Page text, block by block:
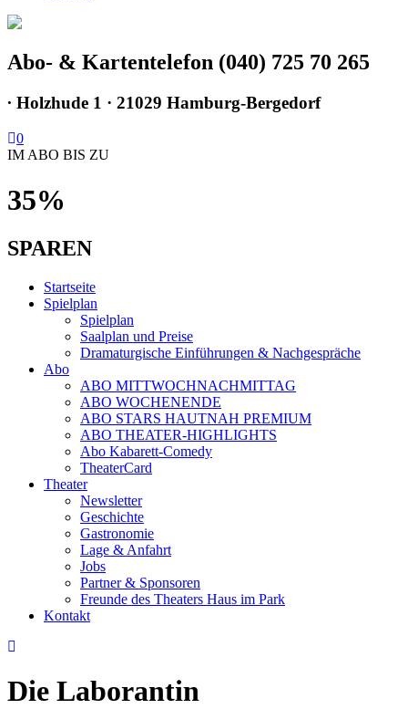
Abo- & Kartentelefon (040) 725 70 265
∙ Holzhude 1 · 21029 Hamburg-Bergedorf
0
IM ABO BIS ZU
35%
SPAREN
Startseite
Spielplan
Spielplan
Saalplan und Preise
Dramaturgische Einführungen & Nachgespräche
Abo
ABO MITTWOCHNACHMITTAG
ABO WOCHENENDE
ABO STARS HAUTNAH PREMIUM
ABO THEATER-HIGHLIGHTS
Abo Kabarett-Comedy
TheaterCard
Theater
Newsletter
Geschichte
Gastronomie
Lage & Anfahrt
Jobs
Partner & Sponsoren
Freunde des Theaters Haus im Park
Kontakt
Die Laborantin